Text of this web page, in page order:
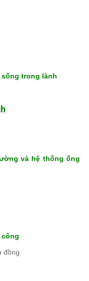
trong lành
và hệ thống ống
đồng